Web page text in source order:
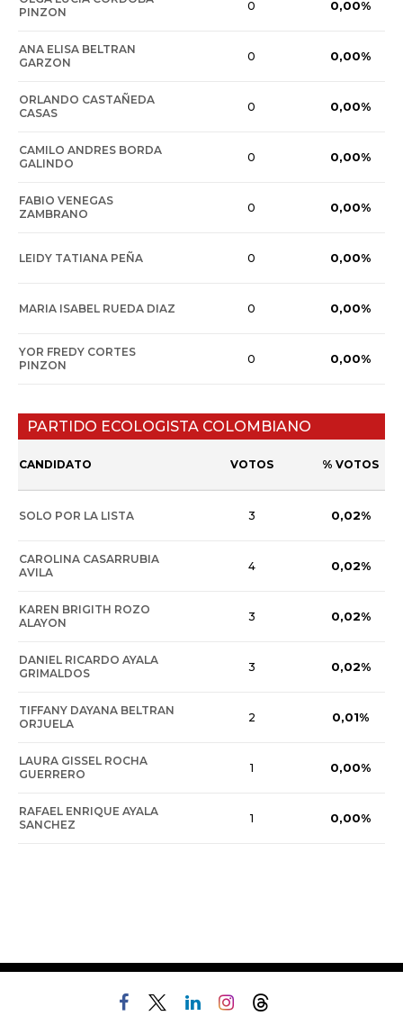
PINZON
0 0,00%
ANA ELISA BELTRAN
GARZON
0 0,00%
ORLANDO CASTAÑEDA
CASAS
0 0,00%
CAMILO ANDRES BORDA
GALINDO
0 0,00%
FABIO VENEGAS
ZAMBRANO
0 0,00%
LEIDY TATIANA PEÑA 0 0,00%
MARIA ISABEL RUEDA DIAZ 0 0,00%
YOR FREDY CORTES
PINZON
0 0,00%
PARTIDO ECOLOGISTA COLOMBIANO
CANDIDATO VOTOS % VOTOS
SOLO POR LA LISTA 3 0,02%
CAROLINA CASARRUBIA
AVILA
4 0,02%
KAREN BRIGITH ROZO
ALAYON
3 0,02%
DANIEL RICARDO AYALA
GRIMALDOS
3 0,02%
TIFFANY DAYANA BELTRAN
ORJUELA
2 0,01%
LAURA GISSEL ROCHA
GUERRERO
1 0,00%
RAFAEL ENRIQUE AYALA
SANCHEZ
1 0,00%